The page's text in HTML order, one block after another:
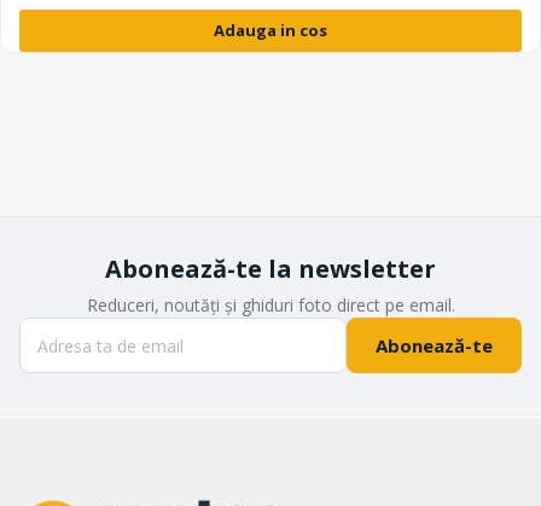
Adauga in cos
Abonează-te la newsletter
Reduceri, noutăți și ghiduri foto direct pe email.
Abonează-te